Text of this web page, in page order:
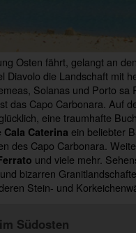
Osten fährt, gelangt an den
Diavolo die Landschaft mit
Solanas und Porto
das Capo Carbonara. Auf
eine traumhafte
Cala Caterina ein beliebter
des Capo Carbonara.
und viele mehr.
bizarren
Stein- und
Südosten